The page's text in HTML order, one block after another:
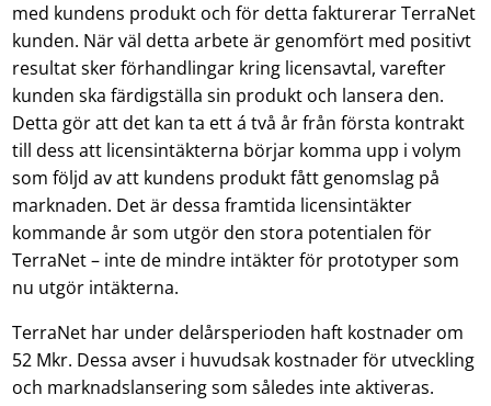
med kundens produkt och för detta fakturerar TerraNet
kunden. När väl detta arbete är genomfört med positivt
resultat sker förhandlingar kring licensavtal, varefter
kunden ska färdigställa sin produkt och lansera den.
Detta gör att det kan ta ett á två år från första kontrakt
till dess att licensintäkterna börjar komma upp i volym
som följd av att kundens produkt fått genomslag på
marknaden. Det är dessa framtida licensintäkter
kommande år som utgör den stora potentialen för
TerraNet – inte de mindre intäkter för prototyper som
nu utgör intäkterna.
TerraNet har under delårsperioden haft kostnader om
52 Mkr. Dessa avser i huvudsak kostnader för utveckling
och marknadslansering som således inte aktiveras.